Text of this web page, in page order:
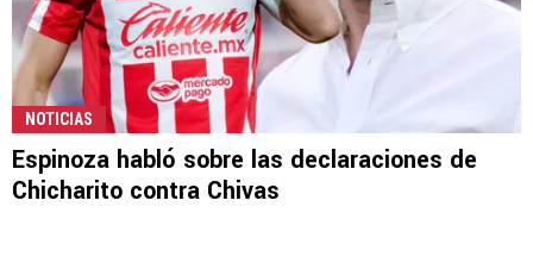
NOTICIAS
Espinoza habló sobre las declaraciones de
Chicharito contra Chivas